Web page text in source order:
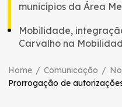
Home / Comunicação /
municípios da Área
Mobilidade,
Carvalho na